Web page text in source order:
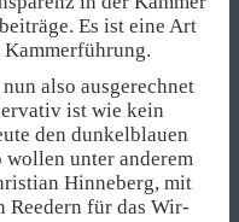
Es ist eine Art
also ausgerechnet
ist wie kein
den dunkelblauen
unter anderem
Hinneberg, mit
Reedern für das Wir-